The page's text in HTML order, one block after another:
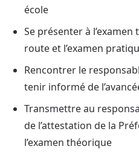
école
Se présenter à
route et l’examen
Rencontrer le
tenir informé de
Transmettre au
de l’attestation de la
l’examen théorique